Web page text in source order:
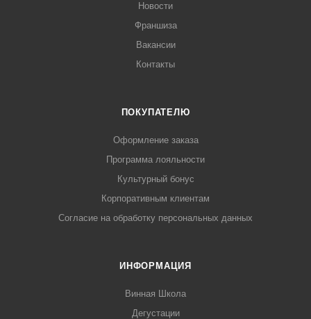
Новости
Франшиза
Вакансии
Контакты
ПОКУПАТЕЛЮ
Оформление заказа
Программа лояльности
Культурный бонус
Корпоративным клиентам
Согласие на обработку персональных данных
ИНФОРМАЦИЯ
Винная Школа
Дегустации